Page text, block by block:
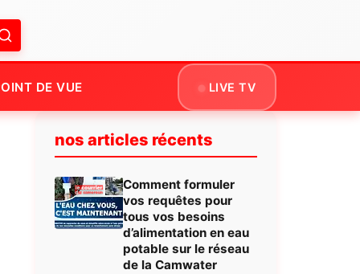
DE VUE LIVE TV
nos articles récents
Comment formuler
vos requêtes pour
tous vos besoins
d’alimentation en eau
potable sur le réseau
de la Camwater